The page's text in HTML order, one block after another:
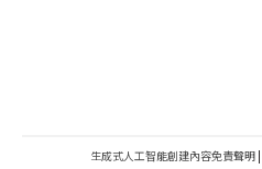
生成式人工智能創建內容免責聲明 |